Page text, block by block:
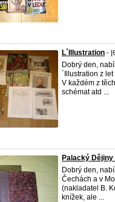
L´Illustration -
Dobrý den,
´Illustration z
V každém z
schémat atd ...
Palacký
Dobrý den,
Čechách a v
(nakladatel B.
knížek, ale ...